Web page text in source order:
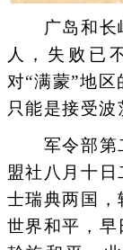
广岛和长崎
人，失败已
对“满蒙”地
只能是接受波
军令部第
盟社八月十
士瑞典两国
世界和平，